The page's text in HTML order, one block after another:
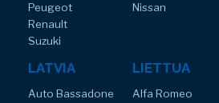
Peugeot
Renault
Suzuki
Nissan
LATVIA
Auto Bassadone
LIETTUA
Alfa Romeo